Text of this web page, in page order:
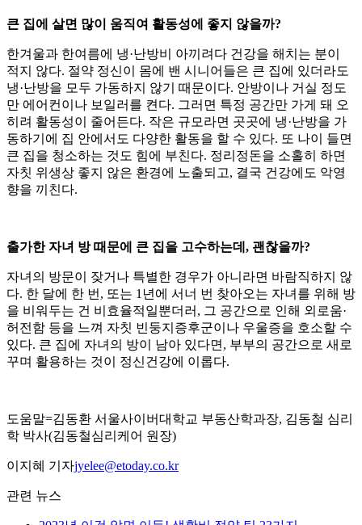
큰 집에 살면 많이 움직여 활동성에 좋지 않을까?
한겨울과 한여름에 냉·난방비 아끼려다 건강을 해치는 분이
적지 않다. 절약 정신이 몸에 밴 시니어들은 큰 집에 있더라도
냉·난방을 모두 가동하지 않기 때문이다. 안방이나 거실 정도
만 에어컨이나 보일러를 켠다. 그러면 특정 공간만 가게 돼 오
히려 활동성이 줄어든다. 작은 규모라면 곳곳에 냉·난방을 가
동하기에 집 안에서도 다양한 활동을 할 수 있다. 또 나이 들면
큰 집을 청소하는 것도 힘에 부친다. 정리정돈을 소홀히 하면
자칫 위생상 좋지 않은 환경에 노출되고, 결국 건강에도 악영
향을 끼친다.
출가한 자녀 방 때문에 큰 집을 고수하는데, 괜찮을까?
자녀의 방문이 잦거나 특별한 경우가 아니라면 바람직하지 않
다. 한 달에 한 번, 또는 1년에 서너 번 찾아오는 자녀를 위해 방
을 비워두는 건 비효율적일뿐더러, 그 공간으로 인해 외로움·
허전함 등을 느껴 자칫 빈둥지증후군이나 우울증을 호소할 수
있다. 큰 집에 자녀의 방이 남아 있다면, 부부의 공간으로 새로
꾸며 활용하는 것이 정신건강에 이롭다.
도움말=김동환 서울사이버대학교 부동산학과장, 김동철 심리
학 박사(김동철심리케어 원장)
이지혜 기자jyelee@etoday.co.kr
관련 뉴스